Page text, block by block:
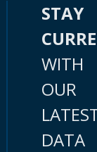
STAY
WITH
OUR
DATA